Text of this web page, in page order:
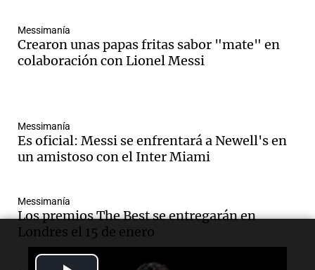
Messimanía
Crearon unas papas fritas sabor "mate" en
colaboración con Lionel Messi
Messimanía
Es oficial: Messi se enfrentará a Newell's en
un amistoso con el Inter Miami
Messimanía
Los premios The Best se entregarán en
Londres el 15 de enero